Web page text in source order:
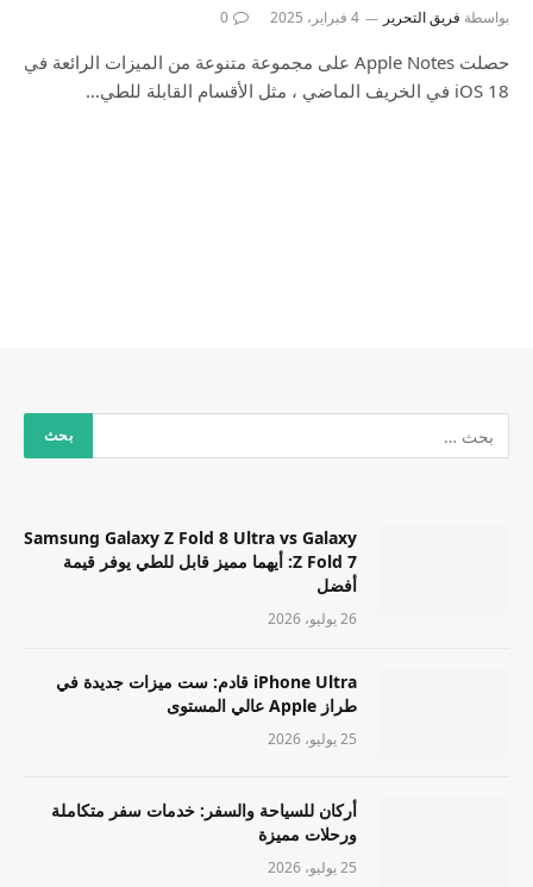
بواسطة فريق التحرير 4 فبراير، 2025 0
حصلت Apple Notes على مجموعة متنوعة من الميزات الرائعة في
iOS 18 في الخريف الماضي ، مثل الأقسام القابلة للطي…
Samsung Galaxy Z Fold 8 Ultra vs Galaxy
Z Fold 7: أيهما مميز قابل للطي يوفر قيمة
أفضل
26 يوليو، 2026
iPhone Ultra قادم: ست ميزات جديدة في
طراز Apple عالي المستوى
25 يوليو، 2026
أركان للسياحة والسفر: خدمات سفر متكاملة
ورحلات مميزة
25 يوليو، 2026